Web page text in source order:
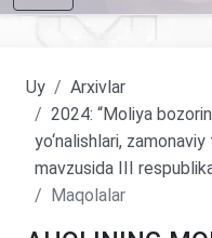
Uy
Arxivlar
2024: “Moliya
yo‘nalishlari,
mavzusida III
Maqolalar